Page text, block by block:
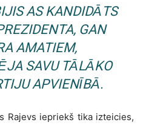
AS KANDIDĀTS
GAN
AMATIEM,
SAVU TĀLĀKO
APVIENĪBĀ.
Rajevs iepriekš tika izteicies,